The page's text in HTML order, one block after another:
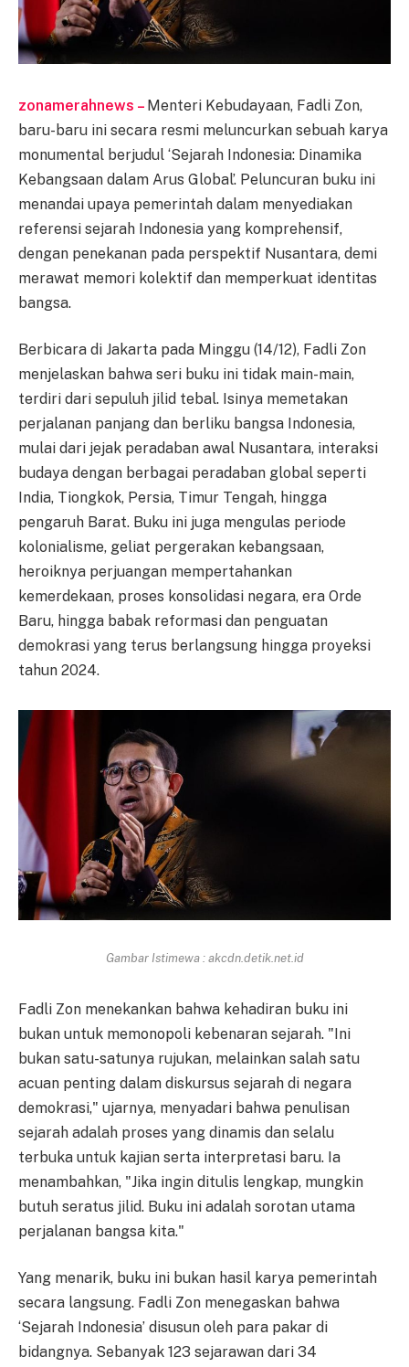
zonamerahnews – Menteri Kebudayaan, Fadli Zon,
baru-baru ini secara resmi meluncurkan sebuah karya
monumental berjudul ‘Sejarah Indonesia: Dinamika
Kebangsaan dalam Arus Global’. Peluncuran buku ini
menandai upaya pemerintah dalam menyediakan
referensi sejarah Indonesia yang komprehensif,
dengan penekanan pada perspektif Nusantara, demi
merawat memori kolektif dan memperkuat identitas
bangsa.
Berbicara di Jakarta pada Minggu (14/12), Fadli Zon
menjelaskan bahwa seri buku ini tidak main-main,
terdiri dari sepuluh jilid tebal. Isinya memetakan
perjalanan panjang dan berliku bangsa Indonesia,
mulai dari jejak peradaban awal Nusantara, interaksi
budaya dengan berbagai peradaban global seperti
India, Tiongkok, Persia, Timur Tengah, hingga
pengaruh Barat. Buku ini juga mengulas periode
kolonialisme, geliat pergerakan kebangsaan,
heroiknya perjuangan mempertahankan
kemerdekaan, proses konsolidasi negara, era Orde
Baru, hingga babak reformasi dan penguatan
demokrasi yang terus berlangsung hingga proyeksi
tahun 2024.
Gambar Istimewa : akcdn.detik.net.id
Fadli Zon menekankan bahwa kehadiran buku ini
bukan untuk memonopoli kebenaran sejarah. "Ini
bukan satu-satunya rujukan, melainkan salah satu
acuan penting dalam diskursus sejarah di negara
demokrasi," ujarnya, menyadari bahwa penulisan
sejarah adalah proses yang dinamis dan selalu
terbuka untuk kajian serta interpretasi baru. Ia
menambahkan, "Jika ingin ditulis lengkap, mungkin
butuh seratus jilid. Buku ini adalah sorotan utama
perjalanan bangsa kita."
Yang menarik, buku ini bukan hasil karya pemerintah
secara langsung. Fadli Zon menegaskan bahwa
‘Sejarah Indonesia’ disusun oleh para pakar di
bidangnya. Sebanyak 123 sejarawan dari 34